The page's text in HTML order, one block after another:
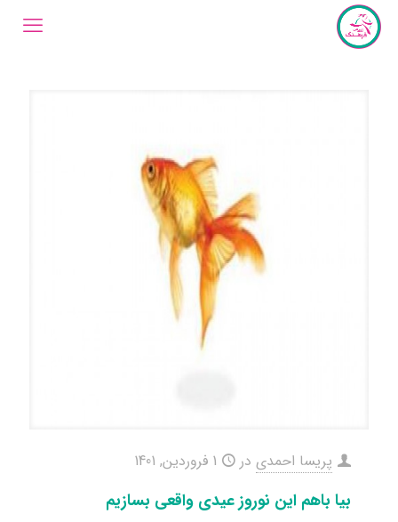
پریسا احمدی در 1 فروردین, 1401
بیا باهم این نوروز عیدی واقعی بسازیم